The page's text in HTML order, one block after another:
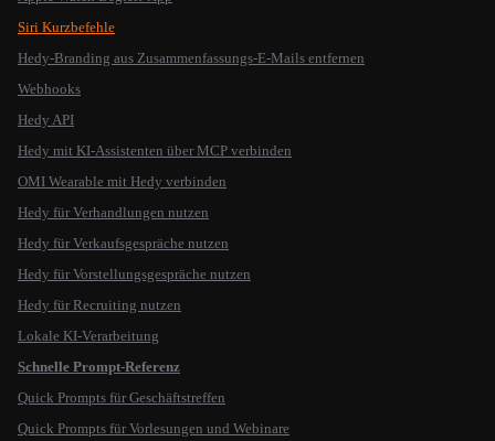
Siri Kurzbefehle
Hedy-Branding aus Zusammenfassungs-E-Mails entfernen
Webhooks
Hedy API
Hedy mit KI-Assistenten über MCP verbinden
OMI Wearable mit Hedy verbinden
Hedy für Verhandlungen nutzen
Hedy für Verkaufsgespräche nutzen
Hedy für Vorstellungsgespräche nutzen
Hedy für Recruiting nutzen
Lokale KI-Verarbeitung
Schnelle Prompt-Referenz
Quick Prompts für Geschäftstreffen
Quick Prompts für Vorlesungen und Webinare